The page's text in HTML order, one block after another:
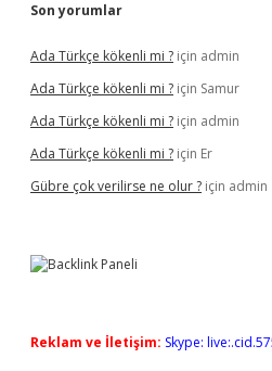
Son yorumlar
Ada Türkçe kökenli mi ? için admin
Ada Türkçe kökenli mi ? için Samur
Ada Türkçe kökenli mi ? için admin
Ada Türkçe kökenli mi ? için Er
Gübre çok verilirse ne olur ? için admin
Reklam ve İletişim: Skype: